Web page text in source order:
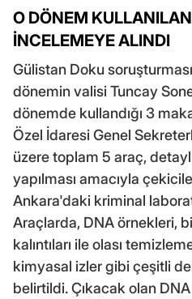
O DÖNEM
İNCELEMEYE ALINDI
Gülistan Doku
dönemin valisi Tuncay
dönemde kullandığı 3
Özel İdaresi Genel
üzere toplam 5 araç,
yapılması amacıyla
Ankara'daki kriminal
Araçlarda, DNA örnekleri,
kalıntıları ile olası
kimyasal izler gibi çeşitli
belirtildi. Çıkacak olan